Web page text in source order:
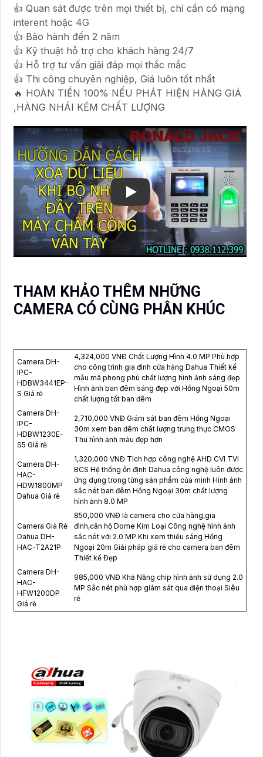
👍 Quan sát được trên mọi thiết bị, chỉ cần có mạng
interent hoặc 4G
👍 Bảo hành đến 2 năm
👍 Kỹ thuật hỗ trợ cho khách hàng 24/7
👍 Hỗ trợ tư vấn giải đáp mọi thắc mắc
👍 Thi công chuyên nghiệp, Giá luôn tốt nhất
🔥 HOÀN TIỀN 100% NẾU PHÁT HIỆN HÀNG GIẢ
,HÀNG NHÁI KÉM CHẤT LƯỢNG
THAM KHẢO THÊM NHỮNG
CAMERA CÓ CÙNG PHÂN KHÚC
Camera DH-
IPC-
HDBW3441EP-
S Giá rẻ
4,324,000 VNĐ Chất Lượng Hình 4.0 MP Phù hợp
cho công trình gia đình cửa hàng Dahua Thiết kế
mẫu mã phong phú chất lượng hình ảnh sáng đẹp
Hình ảnh ban đêm sáng đẹp với Hồng Ngoại 50m
chất lượng tốt ban đêm
Camera DH-
IPC-
HDBW1230E-
S5 Giá rẻ
2,710,000 VNĐ Giám sát ban đêm Hồng Ngoại
30m xem ban đêm chất lượng trung thực CMOS
Thu hình ảnh màu đẹp hơn
Camera DH-
HAC-
HDW1800MP
Dahua Giá rẻ
1,320,000 VNĐ Tích hợp công nghệ AHD CVI TVI
BCS Hệ thống ỗn định Dahua công nghệ luôn được
ứng dụng trong từng sản phẩm của minh Hình ảnh
sắc nét ban đêm Hồng Ngoại 30m chất lượng
hình ảnh 8.0 MP
Camera Giá Rẻ
Dahua DH-
HAC-T2A21P
850,000 VNĐ là camera cho cửa hàng,gia
đình,căn hộ Dome Kim Loại Công nghệ hình ảnh
sắc nét với 2.0 MP Khi xem thiếu sáng Hồng
Ngoại 20m Giải pháp giá rẻ cho camera ban đêm
Thiết kế Đẹp
Camera DH-
HAC-
HFW1200DP
Giá rẻ
985,000 VNĐ Khả Năng chip hình ảnh sử dụng 2.0
MP Sắc nét phù hợp giám sát qua điện thoại Siêu
rẻ